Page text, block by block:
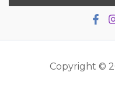
Copyright ©